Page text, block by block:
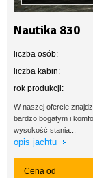
Nautika 830
liczba osób:
liczba kabin:
rok produkcji:
W naszej ofercie
bardzo bogatym i
wysokość stania...
opis jachtu
Cena od